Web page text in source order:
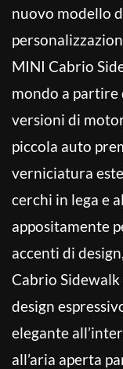
nuovo modello
MINI Cabrio
mondo a partire
versioni di
piccola auto
verniciatura
cerchi in lega e
appositamente
accenti di
Cabrio
design
elegante
all’aria aperta